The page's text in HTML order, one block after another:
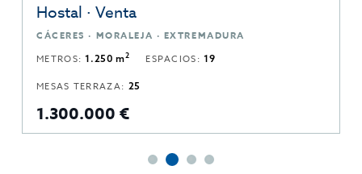
Hostal · Venta
CÁCERES · MORALEJA · EXTREMADURA
METROS:1.250 m2 ESPACIOS:19
MESAS TERRAZA: 25
1.300.000 €